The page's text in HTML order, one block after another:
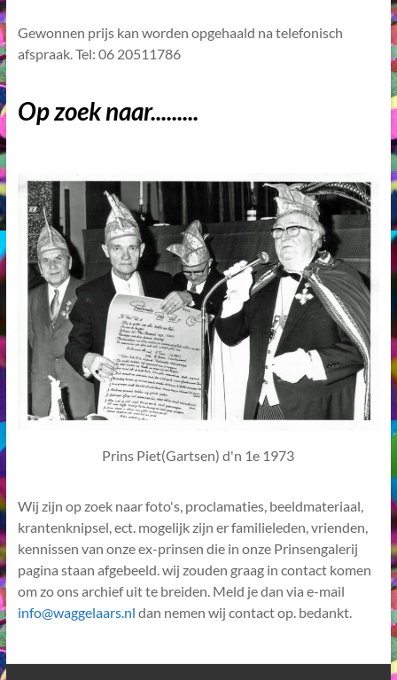
Gewonnen prijs kan worden opgehaald na telefonisch
afspraak. Tel: 06 20511786
Op zoek naar.........
Prins Piet(Gartsen) d'n 1e 1973
Wij zijn op zoek naar foto's, proclamaties, beeldmateriaal,
krantenknipsel, ect. mogelijk zijn er familieleden, vrienden,
kennissen van onze ex-prinsen die in onze Prinsengalerij
pagina staan afgebeeld. wij zouden graag in contact komen
om zo ons archief uit te breiden. Meld je dan via e-mail
info@waggelaars.nl dan nemen wij contact op. bedankt.